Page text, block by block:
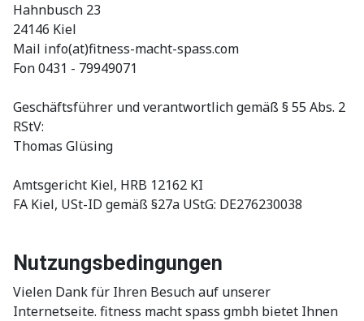
Hahnbusch 23
24146 Kiel
Mail info(at)fitness-macht-spass.com
Fon 0431 - 79949071
Geschäftsführer und verantwortlich gemäß § 55 Abs. 2
RStV:
Thomas Glüsing
Amtsgericht Kiel, HRB 12162 KI
FA Kiel, USt-ID gemäß §27a UStG: DE276230038
Nutzungsbedingungen
Vielen Dank für Ihren Besuch auf unserer
Internetseite. fitness macht spass gmbh bietet Ihnen